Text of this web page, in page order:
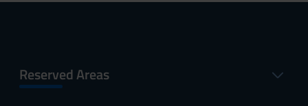
Reserved Areas